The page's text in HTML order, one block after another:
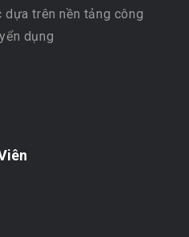
trên nền tảng công
dụng